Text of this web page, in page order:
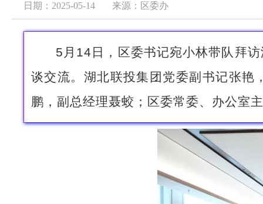
日期：2025-05-14 来源：区委办
5月14日，区委书记宛小林带队拜
谈交流。湖北联投集团党委副书记张艳
鹏，副总经理聂蛟；区委常委、办公室